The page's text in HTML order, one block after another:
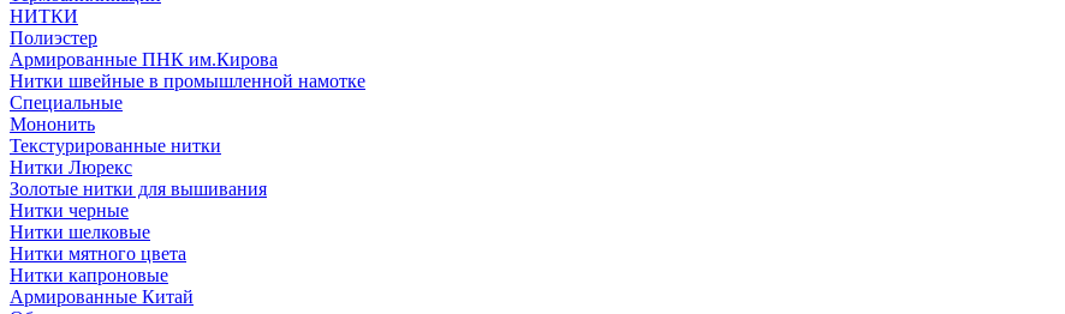
НИТКИ
Полиэстер
Армированные ПНК им.Кирова
Нитки швейные в промышленной намотке
Специальные
Мононить
Текстурированные нитки
Нитки Люрекс
Золотые нитки для вышивания
Нитки черные
Нитки шелковые
Нитки мятного цвета
Нитки капроновые
Армированные Китай